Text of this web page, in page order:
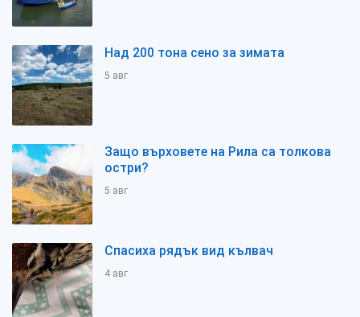
Над 200 тона сено за зимата
5 авг
Защо върховете на Рила са толкова
остри?
5 авг
Спасиха рядък вид кълвач
4 авг